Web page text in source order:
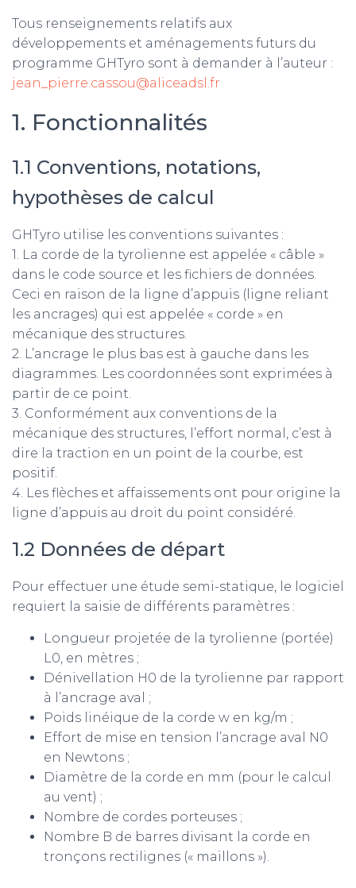
Tous renseignements relatifs aux
développements et aménagements futurs du
programme GHTyro sont à demander à l’auteur :
jean_pierre.cassou@aliceadsl.fr
1. Fonctionnalités
1.1 Conventions, notations,
hypothèses de calcul
GHTyro utilise les conventions suivantes :
1. La corde de la tyrolienne est appelée « câble »
dans le code source et les fichiers de données.
Ceci en raison de la ligne d’appuis (ligne reliant
les ancrages) qui est appelée « corde » en
mécanique des structures.
2. L’ancrage le plus bas est à gauche dans les
diagrammes. Les coordonnées sont exprimées à
partir de ce point.
3. Conformément aux conventions de la
mécanique des structures, l’effort normal, c’est à
dire la traction en un point de la courbe, est
positif.
4. Les flèches et affaissements ont pour origine la
ligne d’appuis au droit du point considéré.
1.2 Données de départ
Pour effectuer une étude semi-statique, le logiciel
requiert la saisie de différents paramètres :
Longueur projetée de la tyrolienne (portée)
L0, en mètres ;
Dénivellation H0 de la tyrolienne par rapport
à l’ancrage aval ;
Poids linéique de la corde w en kg/m ;
Effort de mise en tension l’ancrage aval N0
en Newtons ;
Diamètre de la corde en mm (pour le calcul
au vent) ;
Nombre de cordes porteuses ;
Nombre B de barres divisant la corde en
tronçons rectilignes (« maillons »).